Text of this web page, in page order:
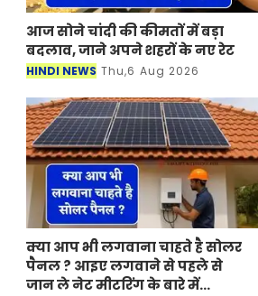
आज सोने चांदी की कीमतों में बड़ा
बदलाव, जाने अपने शहरों के नए रेट
HINDI NEWS Thu,6 Aug 2026
क्या आप भी लगवाना चाहते है सोलर
पैनल ? आइए लगवाने से पहले से
जान ले नेट मीटरिंग के बारे में...